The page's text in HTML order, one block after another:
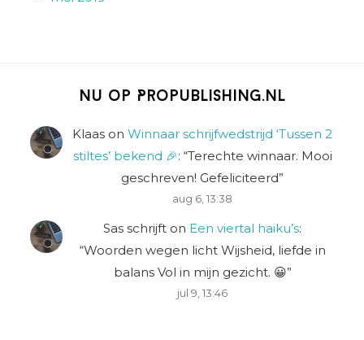
Nu op Propublishing.nl
Klaas on Winnaar schrijfwedstrijd ‘Tussen 2
stiltes’ bekend 🎉: “Terechte winnaar. Mooi
geschreven! Gefeliciteerd”
aug 6, 13:38
Sas schrijft on Een viertal haiku’s:
“Woorden wegen licht Wijsheid, liefde in
balans Vol in mijn gezicht. 😀”
jul 9, 13:46